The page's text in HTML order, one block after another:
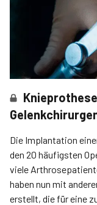
Die Implantation
den 20 häufigsten
viele
haben nun mit
erstellt, die für eine